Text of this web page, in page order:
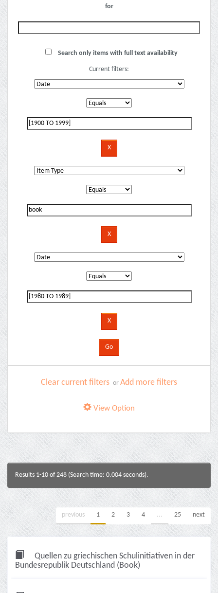
for
Search only items with full text availability
Current filters:
Clear current filters or Add more filters
View Option
Results 1-10 of 248 (Search time: 0.004 seconds).
previous 1 2 3 4 ... 25 next
Quellen zu griechischen Schulinitiativen in der
Bundesrepublik Deutschland (Book)